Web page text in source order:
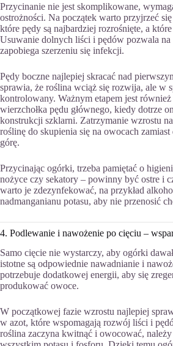
Przycinanie nie jest skomplikowane,
ostrożności. Na początek warto przyjrzeć
które pędy są najbardziej rozrośnięte, a które
Usuwanie dolnych liści i pędów pozwala na
zapobiega szerzeniu się infekcji.
Pędy boczne najlepiej skracać nad
sprawia, że roślina wciąż się rozwija, ale w
kontrolowany. Ważnym etapem jest
wierzchołka pędu głównego, kiedy dotrze
konstrukcji szklarni. Zatrzymanie wzrostu
roślinę do skupienia się na owocach
górę.
Przycinając ogórki, trzeba pamiętać o
nożyce czy sekatory – powinny być ostre i
warto je zdezynfekować, na przykład
nadmanganianu potasu, aby nie przenosić
4. Podlewanie i nawożenie po cięciu –
Samo cięcie nie wystarczy, aby ogórki
istotne są odpowiednie nawadnianie i
potrzebuje dodatkowej energii, aby się
produkować owoce.
W początkowej fazie wzrostu najlepiej
w azot, które wspomagają rozwój liści i
roślina zaczyna kwitnąć i owocować, należy